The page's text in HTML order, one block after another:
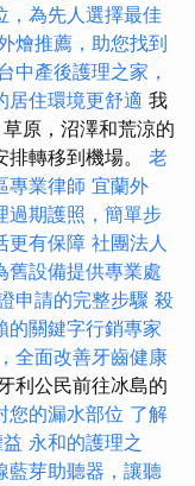
，為先人選擇最佳
燴推薦，助您找到
中產後護理之家，
居住環境更舒適 我
原，沼澤和荒涼的
轉移到機場。 老
專業律師 宜蘭外
過期護照，簡單步
更有保障 社團法人
舊設備提供專業處
申請的完整步驟 殺
的關鍵字行銷專家
全面改善牙齒健康
利公民前往冰島的
您的漏水部位 了解
永和的護理之
藍芽助聽器，讓聽